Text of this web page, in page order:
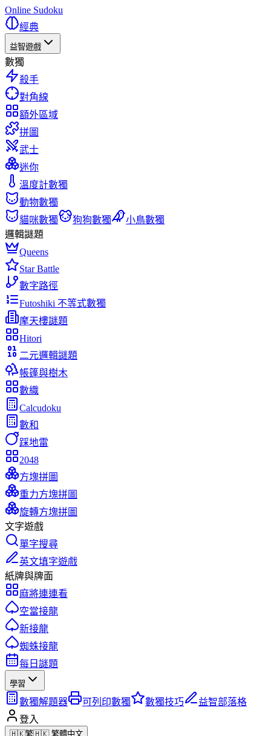
Online Sudoku
經典
益智遊戲
數獨
殺手
對角線
額外區域
拼圖
武士
迷你
溫度計數獨
動物數獨
貓咪數獨
狗狗數獨
小鳥數獨
邏輯謎題
Queens
Star Battle
數字路徑
Futoshiki 不等式數獨
摩天樓謎題
Hitori
二元邏輯謎題
帳篷與樹木
數織
Calcudoku
數和
踩地雷
2048
方塊拼圖
重力方塊拼圖
旋轉方塊拼圖
文字遊戲
單字搜尋
英文填字遊戲
紙牌與牌面
麻將連連看
空當接龍
新接龍
蜘蛛接龍
每日謎題
學習
數獨解題器 可列印數獨 數獨技巧
益智部落格
登入
🇭🇰繁🇭🇰 繁體中文